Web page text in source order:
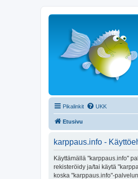
Pikalinkit UKK
Etusivu
karppaus.info -
Käyttämällä "karppaus.info"
rekisteröidy ja/tai käytä
koska "karppaus.info"-